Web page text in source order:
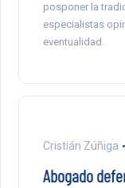
posponer la
especialistas
eventualidad.
Cristián Zúñiga
Abogado